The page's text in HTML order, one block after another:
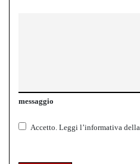
messaggio
Accetto. Leggi l’informativa della